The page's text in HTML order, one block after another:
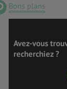
Bons plans
Avez-vous
recherchiez ?